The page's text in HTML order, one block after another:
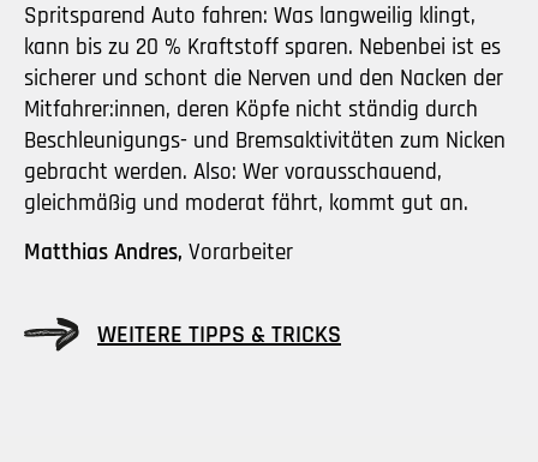
Spritsparend Auto fahren: Was langweilig klingt,
kann bis zu 20 % Kraftstoff sparen. Nebenbei ist es
sicherer und schont die Nerven und den Nacken der
Mitfahrer:innen, deren Köpfe nicht ständig durch
Beschleunigungs- und Bremsaktivitäten zum Nicken
gebracht werden. Also: Wer vorausschauend,
gleichmäßig und moderat fährt, kommt gut an.
Matthias Andres, Vorarbeiter
WEITERE TIPPS & TRICKS